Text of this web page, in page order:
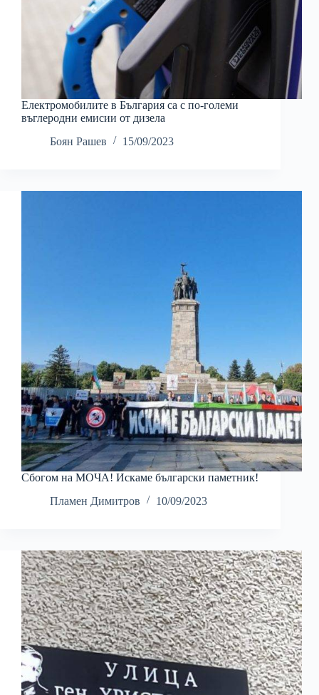
Електромобилите в България са с по-големи
въглеродни емисии от дизела
Боян Рашев
15/09/2023
Сбогом на МОЧА! Искаме български паметник!
Пламен Димитров
10/09/2023